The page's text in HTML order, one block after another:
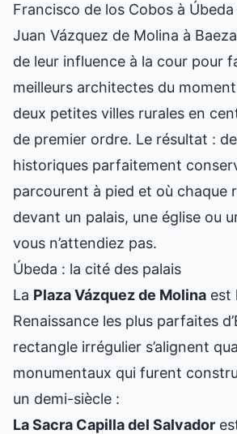
Francisco de los Cobos à
Juan Vázquez de Molina à
de leur influence à la cour pour
meilleurs architectes du
deux petites villes rurales en
de premier ordre. Le résultat :
historiques parfaitement
parcourent à pied et où chaque
devant un palais, une église ou
vous n’attendiez pas.
Úbeda : la cité des palais
La Plaza Vázquez de Molina est
Renaissance les plus parfaites
rectangle irrégulier s’alignent
monumentaux qui furent
un demi-siècle :
La Sacra Capilla del Salvador